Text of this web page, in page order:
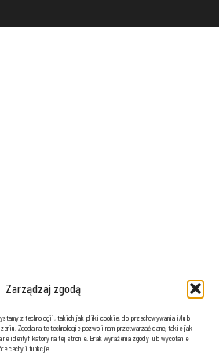
Zarządzaj zgodą
z technologii, takich jak pliki cookie, do przechowywania i/lub
Zgoda na te technologie pozwoli nam przetwarzać dane, takie jak
identyfikatory na tej stronie. Brak wyrażenia zgody lub wycofanie
cechy i funkcje.